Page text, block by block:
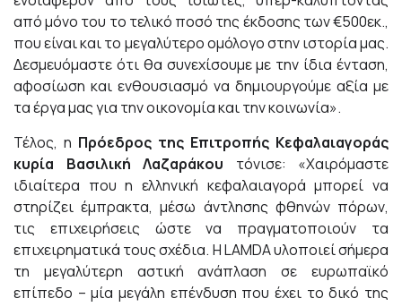
από μόνο του το τελικό ποσό της έκδοσης των €500εκ.,
που είναι και το μεγαλύτερο ομόλογο στην ιστορία μας.
Δεσμευόμαστε ότι θα συνεχίσουμε με την ίδια ένταση,
αφοσίωση και ενθουσιασμό να δημιουργούμε αξία με
τα έργα μας για την οικονομία και την κοινωνία».
Τέλος, η Πρόεδρος της Επιτροπής Κεφαλαιαγοράς
κυρία Βασιλική Λαζαράκου τόνισε: «Χαιρόμαστε
ιδιαίτερα που η ελληνική κεφαλαιαγορά μπορεί να
στηρίζει έμπρακτα, μέσω άντλησης φθηνών πόρων,
τις επιχειρήσεις ώστε να πραγματοποιούν τα
επιχειρηματικά τους σχέδια. Η LAMDA υλοποιεί σήμερα
τη μεγαλύτερη αστική ανάπλαση σε ευρωπαϊκό
επίπεδο – μία μεγάλη επένδυση που έχει το δικό της